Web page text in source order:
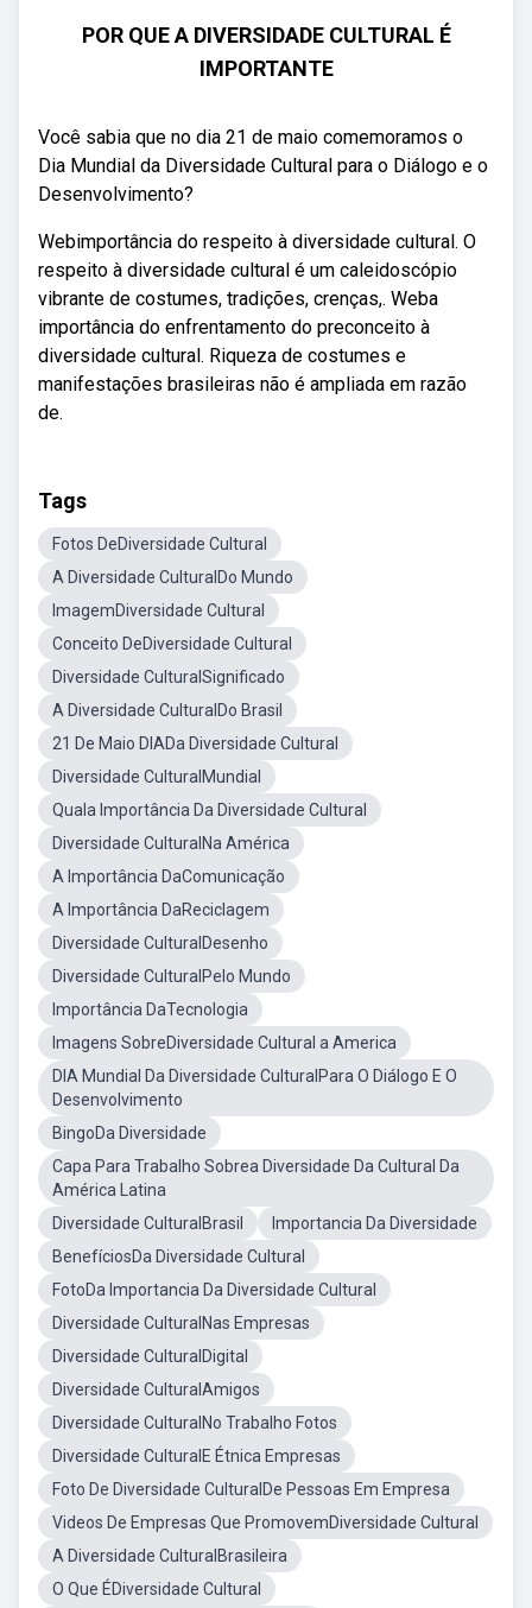
POR QUE A DIVERSIDADE CULTURAL É
IMPORTANTE
Você sabia que no dia 21 de maio comemoramos o
Dia Mundial da Diversidade Cultural para o Diálogo e o
Desenvolvimento?
Webimportância do respeito à diversidade cultural. O
respeito à diversidade cultural é um caleidoscópio
vibrante de costumes, tradições, crenças,. Weba
importância do enfrentamento do preconceito à
diversidade cultural. Riqueza de costumes e
manifestações brasileiras não é ampliada em razão
de.
Tags
Fotos DeDiversidade Cultural
A Diversidade CulturalDo Mundo
ImagemDiversidade Cultural
Conceito DeDiversidade Cultural
Diversidade CulturalSignificado
A Diversidade CulturalDo Brasil
21 De Maio DIADa Diversidade Cultural
Diversidade CulturalMundial
Quala Importância Da Diversidade Cultural
Diversidade CulturalNa América
A Importância DaComunicação
A Importância DaReciclagem
Diversidade CulturalDesenho
Diversidade CulturalPelo Mundo
Importância DaTecnologia
Imagens SobreDiversidade Cultural a America
DIA Mundial Da Diversidade CulturalPara O Diálogo E O
Desenvolvimento
BingoDa Diversidade
Capa Para Trabalho Sobrea Diversidade Da Cultural Da
América Latina
Diversidade CulturalBrasil
Importancia Da Diversidade
BenefíciosDa Diversidade Cultural
FotoDa Importancia Da Diversidade Cultural
Diversidade CulturalNas Empresas
Diversidade CulturalDigital
Diversidade CulturalAmigos
Diversidade CulturalNo Trabalho Fotos
Diversidade CulturalE Étnica Empresas
Foto De Diversidade CulturalDe Pessoas Em Empresa
Videos De Empresas Que PromovemDiversidade Cultural
A Diversidade CulturalBrasileira
O Que ÉDiversidade Cultural